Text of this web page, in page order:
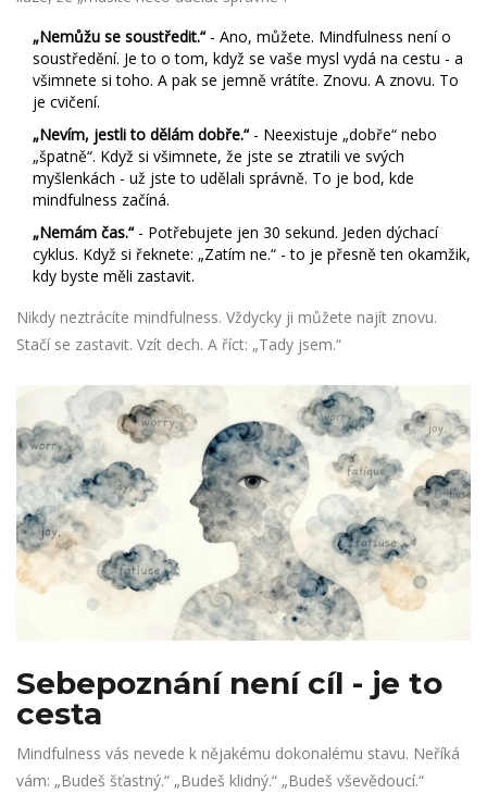
„Nemůžu se soustředit.“- Ano, můžete. Mindfulness není o
soustředění. Je to o tom, když se vaše mysl vydá na cestu - a
všimnete si toho. A pak se jemně vrátíte. Znovu. A znovu. To
je cvičení.
„Nevím, jestli to dělám dobře.“- Neexistuje „dobře“ nebo
„špatně“. Když si všimnete, že jste se ztratili ve svých
myšlenkách - už jste to udělali správně. To je bod, kde
mindfulness začíná.
„Nemám čas.“- Potřebujete jen 30 sekund. Jeden dýchací
cyklus. Když si řeknete: „Zatím ne.“ - to je přesně ten okamžik,
kdy byste měli zastavit.
Nikdy neztrácíte mindfulness. Vždycky ji můžete najít znovu.
Stačí se zastavit. Vzít dech. A říct: „Tady jsem.“
Sebepoznání není cíl - je to
cesta
Mindfulness vás nevede k nějakému dokonalému stavu. Neříká
vám: „Budeš šťastný.“ „Budeš klidný.“ „Budeš vševědoucí.“